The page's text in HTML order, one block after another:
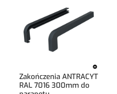
Zakończenia ANTRACYT
RAL 7016 300mm do